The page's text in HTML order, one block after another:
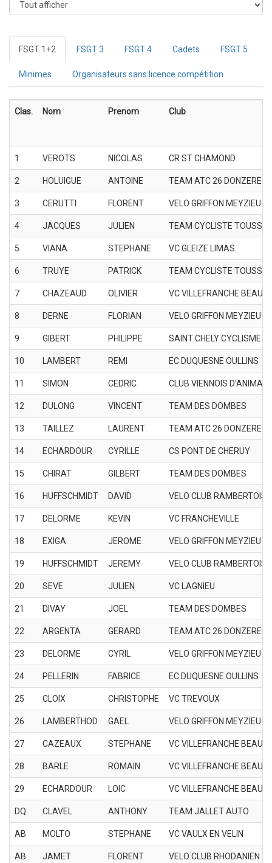
FSGT 1+2 FSGT 3 FSGT 4 Cadets FSGT 5
Minimes Organisateurs sans licence compétition
Clas. Nom Prenom Club
1 VEROTS NICOLAS CR ST CHAMOND
2 HOLUIGUE ANTOINE TEAM ATC 26 DONZERE
3 CERUTTI FLORENT VELO GRIFFON MEYZIEU
4 JACQUES JULIEN TEAM CYCLISTE
5 VIANA STEPHANE VC GLEIZE LIMAS
6 TRUYE PATRICK TEAM CYCLISTE
7 CHAZEAUD OLIVIER VC VILLEFRANCHE
8 DERNE FLORIAN VELO GRIFFON MEYZIEU
9 GIBERT PHILIPPE SAINT CHELY CYCLISME
10 LAMBERT REMI EC DUQUESNE OULLINS
11 SIMON CEDRIC CLUB VIENNOIS
12 DULONG VINCENT TEAM DES DOMBES
13 TAILLEZ LAURENT TEAM ATC 26 DONZERE
14 ECHARDOUR CYRILLE CS PONT DE CHERUY
15 CHIRAT GILBERT TEAM DES DOMBES
16 HUFFSCHMIDT DAVID VELO CLUB RAMBERTOIS
17 DELORME KEVIN VC FRANCHEVILLE
18 EXIGA JEROME VELO GRIFFON MEYZIEU
19 HUFFSCHMIDT JEREMY VELO CLUB RAMBERTOIS
20 SEVE JULIEN VC LAGNIEU
21 DIVAY JOEL TEAM DES DOMBES
22 ARGENTA GERARD TEAM ATC 26 DONZERE
23 DELORME CYRIL VELO GRIFFON MEYZIEU
24 PELLERIN FABRICE EC DUQUESNE OULLINS
25 CLOIX CHRISTOPHE VC TREVOUX
26 LAMBERTHOD GAEL VELO GRIFFON MEYZIEU
27 CAZEAUX STEPHANE VC VILLEFRANCHE
28 BARLE ROMAIN VC VILLEFRANCHE
29 ECHARDOUR LOIC VC VILLEFRANCHE
DQ CLAVEL ANTHONY TEAM JALLET AUTO
AB MOLTO STEPHANE VC VAULX EN VELIN
AB JAMET FLORENT VELO CLUB RHODANIEN